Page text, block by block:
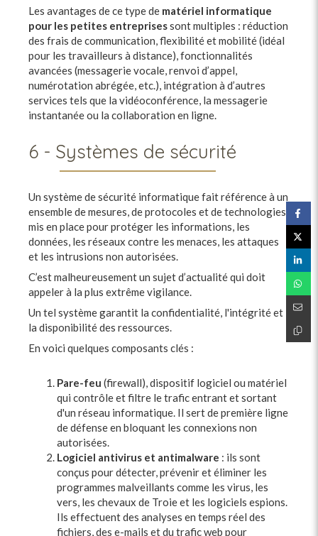
Les avantages de ce type de matériel informatique
pour les petites entreprisessont multiples : réduction
des frais de communication, flexibilité et mobilité (idéal
pour les travailleurs à distance), fonctionnalités
avancées (messagerie vocale, renvoi d’appel,
numérotation abrégée, etc.), intégration à d’autres
services tels que la vidéoconférence, la messagerie
instantanée ou la collaboration en ligne.
6 - Systèmes de sécurité
Un système de sécurité informatique fait référence à un
ensemble de mesures, de protocoles et de technologies
mis en place pour protéger les informations, les
données, les réseaux contre les menaces, les attaques
et les intrusions non autorisées.
C’est malheureusement un sujet d’actualité qui doit
appeler à la plus extrême vigilance.
Un tel système garantit la confidentialité, l'intégrité et
la disponibilité des ressources.
En voici quelques composants clés :
Pare-feu (firewall), dispositif logiciel ou matériel
qui contrôle et filtre le trafic entrant et sortant
d'un réseau informatique. Il sert de première ligne
de défense en bloquant les connexions non
autorisées.
Logiciel antivirus et antimalware : ils sont
conçus pour détecter, prévenir et éliminer les
programmes malveillants comme les virus, les
vers, les chevaux de Troie et les logiciels espions.
Ils effectuent des analyses en temps réel des
fichiers, des e-mails et du trafic web pour